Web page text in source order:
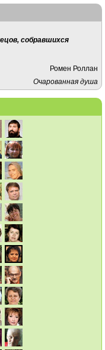
собравшихся
Ромен Роллан
Очарованная душа